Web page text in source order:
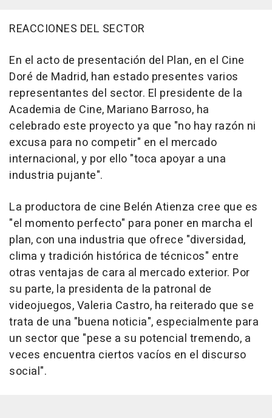
REACCIONES DEL SECTOR
En el acto de presentación del Plan, en el Cine
Doré de Madrid, han estado presentes varios
representantes del sector. El presidente de la
Academia de Cine, Mariano Barroso, ha
celebrado este proyecto ya que "no hay razón ni
excusa para no competir" en el mercado
internacional, y por ello "toca apoyar a una
industria pujante".
La productora de cine Belén Atienza cree que es
"el momento perfecto" para poner en marcha el
plan, con una industria que ofrece "diversidad,
clima y tradición histórica de técnicos" entre
otras ventajas de cara al mercado exterior. Por
su parte, la presidenta de la patronal de
videojuegos, Valeria Castro, ha reiterado que se
trata de una "buena noticia", especialmente para
un sector que "pese a su potencial tremendo, a
veces encuentra ciertos vacíos en el discurso
social".